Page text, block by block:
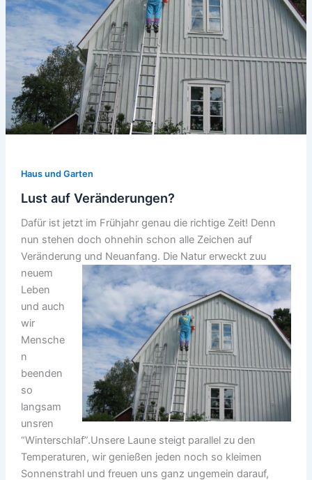
Haus und Garten
Lust auf Veränderungen?
Dafür ist jetzt im Frühjahr genau die richtige Zeit! Denn
nun stehen doch ohnehin schon alle Zeichen auf
Veränderung und Neuanfang. Die Natur erweckt zuu
neuem
Leben
und auch
wir
Mensche
n
beenden
so
langsam
unsren
“Winterschlaf”.Unsere Laune steigt parallel zu den
Temperaturen, wir genießen jeden noch so kleimen
Sonnenstrahl und freuen uns ganz ungemein darauf,